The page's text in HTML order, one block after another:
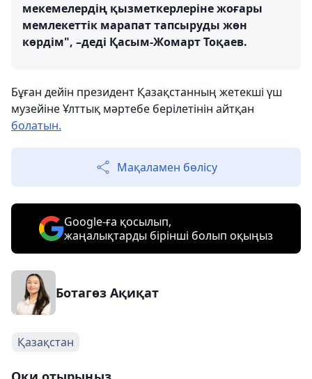
мекемелердің қызметкерлеріне жоғары
мемлекеттік марапат тапсыруды жөн
көрдім", –деді Қасым-Жомарт Тоқаев.
Бұған дейін президент Қазақстанның жетекші үш
музейіне Ұлттық мәртебе берілетінін айтқан
болатын.
Мақаламен бөлісу
Google-ға қосылып,
жаңалықтарды бірінші болып оқыңыз
Ботагөз Ақиқат
Қазақстан